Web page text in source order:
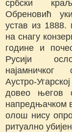
србски
Обреновић
устав из 1888.
на снагу
године и
Русији
Аустро-
довео његов
напредњачком
олош нису
ритуално